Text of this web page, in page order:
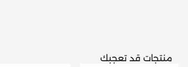
منتجات قد تعجبك